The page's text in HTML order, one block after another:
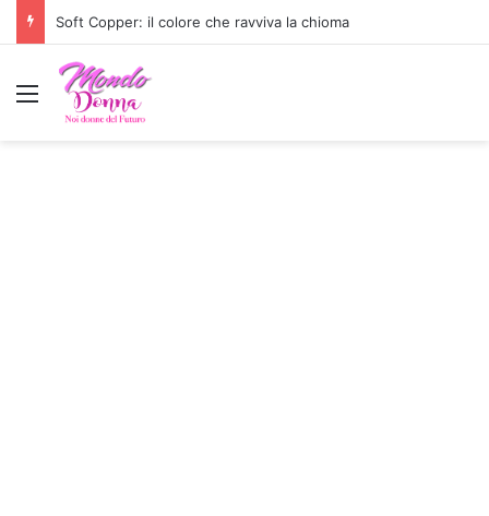
Look The Odyssey: il trend moda dell’estate
Menu